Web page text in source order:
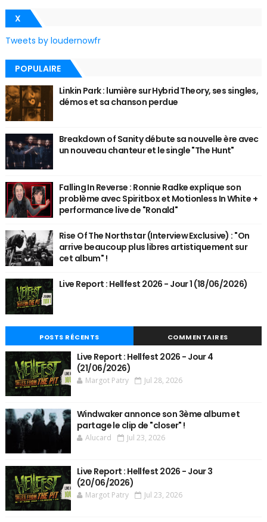
X
Tweets by loudernowfr
POPULAIRE
Linkin Park : lumière sur Hybrid Theory, ses singles,
démos et sa chanson perdue
Breakdown of Sanity débute sa nouvelle ère avec
un nouveau chanteur et le single "The Hunt"
Falling In Reverse : Ronnie Radke explique son
problème avec Spiritbox et Motionless In White +
performance live de "Ronald"
Rise Of The Northstar (Interview Exclusive) : "On
arrive beaucoup plus libres artistiquement sur
cet album" !
Live Report : Hellfest 2026 - Jour 1 (18/06/2026)
POSTS RÉCENTS COMMENTAIRES
Live Report : Hellfest 2026 - Jour 4
(21/06/2026)
Margot Patry Jul 28, 2026
Windwaker annonce son 3ème album et
partage le clip de "closer" !
Alucard Jul 23, 2026
Live Report : Hellfest 2026 - Jour 3
(20/06/2026)
Margot Patry Jul 23, 2026